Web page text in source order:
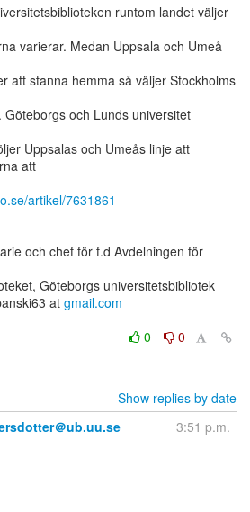
varierar. Medan Uppsala och Umeå
att stanna hemma så väljer Stockholms
och Lunds universitet
Uppsalas och Umeås linje att
att
artikel/7631861
och chef för f.d Avdelningen för
Göteborgs universitetsbibliotek
at gmail.com
0
0
Show replies by date
＠ub.uu.se
3:51 p.m.